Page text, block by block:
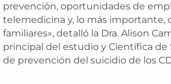
prevención, oportunidades de
telemedicina y, lo más importante,
familiares», detalló la Dra. Alison
principal del estudio y Científica de
de prevención del suicidio de los